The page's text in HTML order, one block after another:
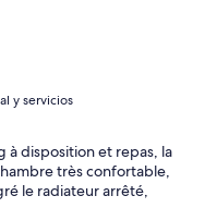
y servicios
à disposition et repas, la
très confortable,
le radiateur arrêté,